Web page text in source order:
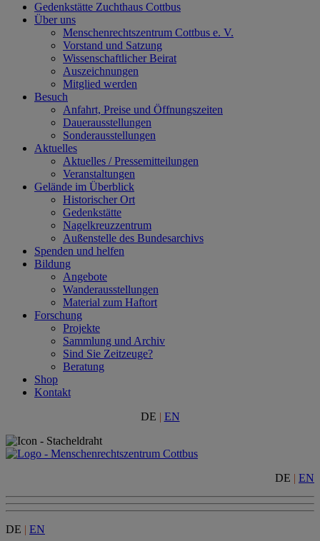
Gedenkstätte Zuchthaus Cottbus
Über uns
Menschenrechtszentrum Cottbus e. V.
Vorstand und Satzung
Wissenschaftlicher Beirat
Auszeichnungen
Mitglied werden
Besuch
Anfahrt, Preise und Öffnungszeiten
Dauerausstellungen
Sonderausstellungen
Aktuelles
Aktuelles / Pressemitteilungen
Veranstaltungen
Gelände im Überblick
Historischer Ort
Gedenkstätte
Nagelkreuzzentrum
Außenstelle des Bundesarchivs
Spenden und helfen
Bildung
Angebote
Wanderausstellungen
Material zum Haftort
Forschung
Projekte
Sammlung und Archiv
Sind Sie Zeitzeuge?
Beratung
Shop
Kontakt
DE | EN
DE | EN
DE | EN